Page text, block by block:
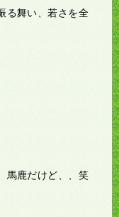
る舞い、若さを全
馬鹿だけど、、笑